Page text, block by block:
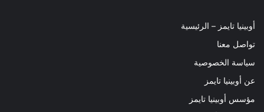
أوبينيا تايمز – الرئيسية
تواصل معنا
سياسة الخصوصية
عن أوبينيا تايمز
مؤسس أوبينيا تايمز